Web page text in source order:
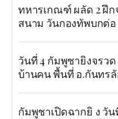
ทหารเกณฑ์ ผลัด 2 ฝึ
สนาม วันกองทัพบกต่อ
วันที่ 4 กัมพูชายิงจรวด
บ้านคน พื้นที่ อ.กันทรลั
กัมพูชาเปิดฉากยิ ง วั